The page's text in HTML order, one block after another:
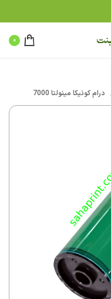
0
درام کونیکا مینولتا 7000